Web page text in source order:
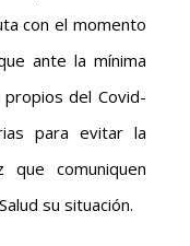
con el momento
ante la mínima
del Covid-
para evitar la
comuniquen
su situación.